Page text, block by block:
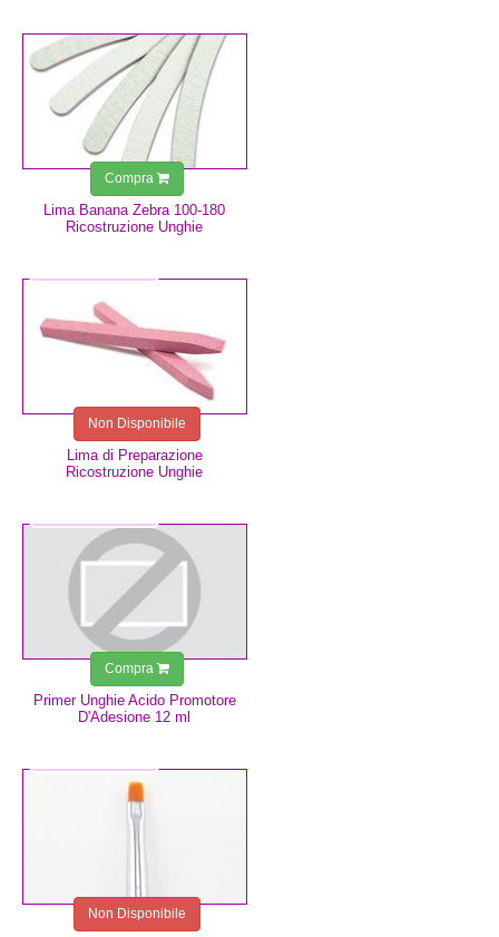
Lima Banana Zebra 100-180
Ricostruzione Unghie
Compra
Lima di Preparazione
Ricostruzione Unghie
Non Disponibile
Primer Unghie Acido Promotore
D'Adesione 12 ml
Compra
Non Disponibile